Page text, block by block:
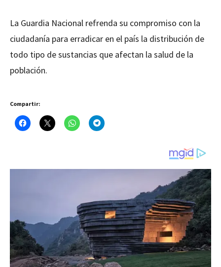
La Guardia Nacional refrenda su compromiso con la
ciudadanía para erradicar en el país la distribución de
todo tipo de sustancias que afectan la salud de la
población.
Compartir: